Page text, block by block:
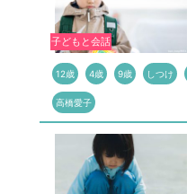
子どもと会話
12歳 4歳 9歳 しつけ
高橋愛子